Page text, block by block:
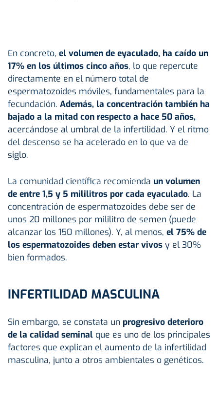
En concreto, el volumen de eyaculado, ha caído un
17% en los últimos cinco años, lo que repercute
directamente en el número total de
espermatozoides móviles, fundamentales para la
fecundación. Además, la concentración también ha
bajado a la mitad con respecto a hace 50 años,
acercándose al umbral de la infertilidad. Y el ritmo
del descenso se ha acelerado en lo que va de
siglo.
La comunidad científica recomienda un volumen
de entre 1,5 y 5 mililitros por cada eyaculado. La
concentración de espermatozoides debe ser de
unos 20 millones por mililitro de semen (puede
alcanzar los 150 millones). Y, al menos, el 75% de
los espermatozoides deben estar vivos y el 30%
bien formados.
INFERTILIDAD MASCULINA
Sin embargo, se constata un progresivo deterioro
de la calidad seminal que es uno de los principales
factores que explican el aumento de la infertilidad
masculina, junto a otros ambientales o genéticos.